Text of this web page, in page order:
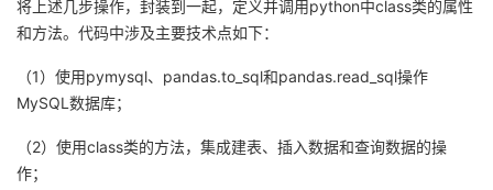
将上述几步操作，封装到一起，定义并调用python中class类的属性
和方法。代码中涉及主要技术点如下：
（1）使用pymysql、pandas.to_sql和pandas.read_sql操作
MySQL数据库；
（2）使用class类的方法，集成建表、插入数据和查询数据的操
作；